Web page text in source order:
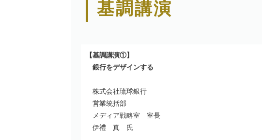
基調講演
【基調講演①】
銀行をデザインする
株式会社琉球銀行
営業統括部
メディア戦略室 室長
伊禮 真 氏